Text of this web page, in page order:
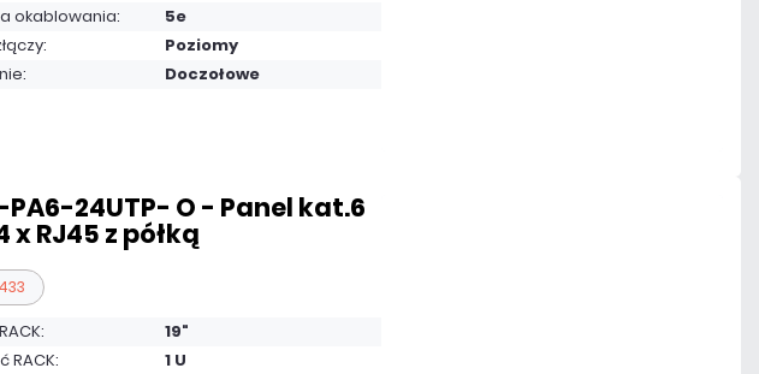
okablowania:
5e
Poziomy
Doczołowe
PA6-24UTP- O - Panel kat.6
x RJ45 z półką
19"
RACK:
1 U